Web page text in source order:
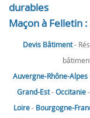
durables
Maçon à Felletin
Devis Bâtiment-
Auvergne-Rhône-Alpes
Grand-Est-Occitanie-
Loire- Bourgogne-